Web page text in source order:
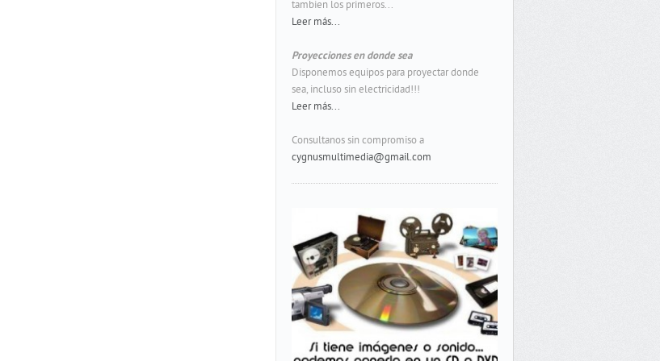
tambien los primeros...
Leer más...
Proyecciones en donde sea
Disponemos equipos para proyectar donde
sea, incluso sin electricidad!!!
Leer más...
Consultanos sin compromiso a
cygnusmultimedia@gmail.com